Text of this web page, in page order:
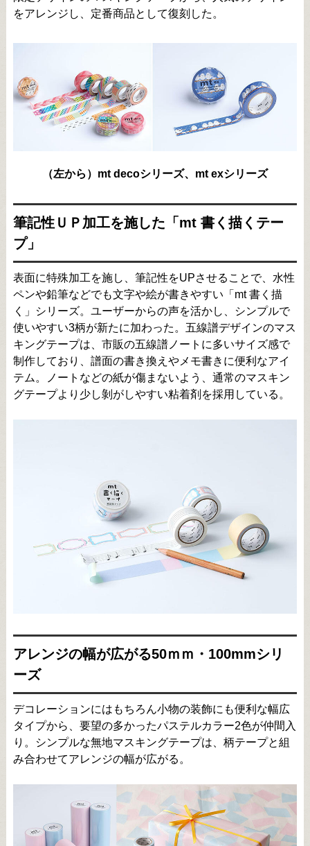
をアレンジし、定番商品として復刻した。
（左から）mt decoシリーズ、mt exシリーズ
筆記性ＵＰ加工を施した「mt 書く描くテー
プ」
表面に特殊加工を施し、筆記性をUPさせることで、水性
ペンや鉛筆などでも文字や絵が書きやすい「mt 書く描
く」シリーズ。ユーザーからの声を活かし、シンプルで
使いやすい3柄が新たに加わった。五線譜デザインのマス
キングテープは、市販の五線譜ノートに多いサイズ感で
制作しており、譜面の書き換えやメモ書きに便利なアイ
テム。ノートなどの紙が傷まないよう、通常のマスキン
グテープより少し剝がしやすい粘着剤を採用している。
アレンジの幅が広がる50ｍｍ・100mmシリ
ーズ
デコレーションにはもちろん小物の装飾にも便利な幅広
タイプから、要望の多かったパステルカラー2色が仲間入
り。シンプルな無地マスキングテープは、柄テープと組
み合わせてアレンジの幅が広がる。